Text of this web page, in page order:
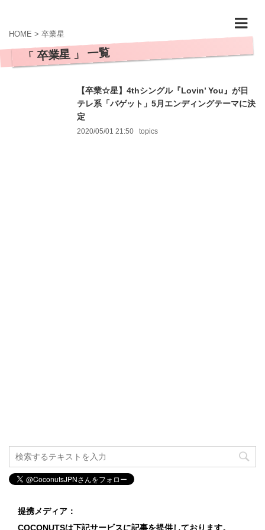
HOME > 卒業星
「 卒業星 」 一覧
【卒業☆星】4thシングル『Lovin’ You』が日
テレ系「バゲット」5月エンディングテーマに決
定
2020/05/01 21:50 topics
提携メディア：
COCONUTSは下記サービスに記事を提供しております。